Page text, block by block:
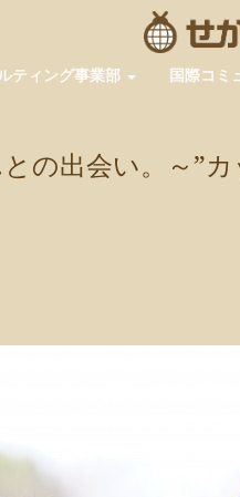
ティング事業部 国際コミ
の出会い。～”